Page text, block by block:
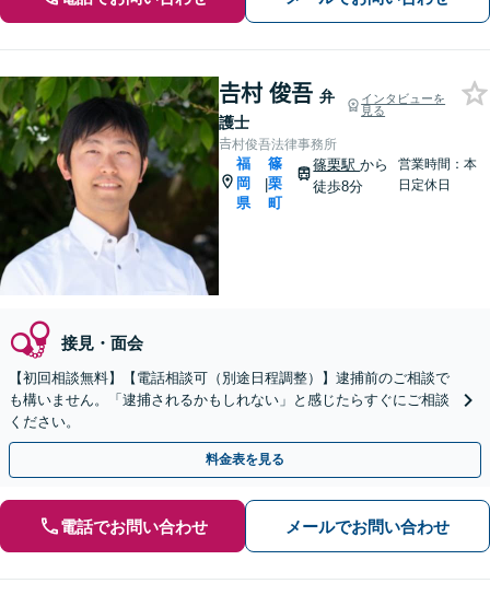
𠮷村 俊吾 弁
護士
インタビューを
見る
𠮷村俊吾法律事務所
福
岡
県
|
篠
栗
町
篠栗駅から
徒歩8分
営業時間：本
日定休日
接見・面会
【初回相談無料】【電話相談可（別途日程調整）】逮捕前のご相談で
も構いません。「逮捕されるかもしれない」と感じたらすぐにご相談
ください。
料金表を見る
電話でお問い合わせ メールでお問い合わせ